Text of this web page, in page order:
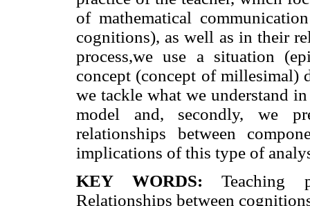
of mathematical
cognitions), as well as in their
process,we use a situation
concept (concept of
we tackle what we understand
model and, secondly, we
relationships between
implications of this type of
KEY WORDS:Teaching
Relationships between